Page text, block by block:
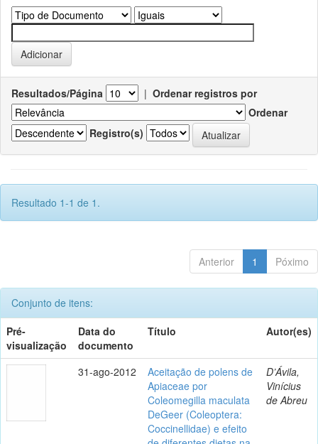
Resultados/Página | Ordenar registros por
Ordenar
Registro(s)
Resultado 1-1 de 1.
Anterior 1 Póximo
Conjunto de itens:
Pré-
visualização
Data do
documento
Título Autor(es)
31-ago-2012
Aceitação de polens de
Apiaceae por
Coleomegilla maculata
DeGeer (Coleoptera:
Coccinellidae) e efeito
D’Ávila,
Vinícius
de Abreu